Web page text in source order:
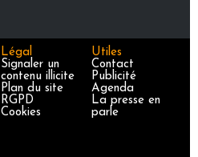
Légal
Signaler un
contenu illicite
Plan du site
RGPD
Cookies
Utiles
Contact
Publicité
Agenda
La presse en
parle